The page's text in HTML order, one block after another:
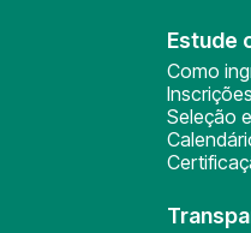
Estude
Como
Seleção